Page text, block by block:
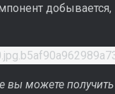
вы можете